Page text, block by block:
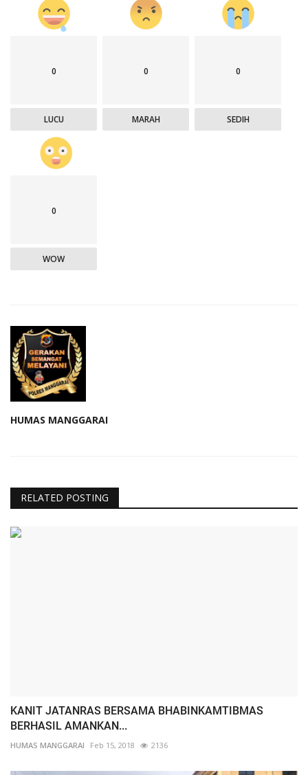
0
LUCU
0
MARAH
0
SEDIH
0
WOW
HUMAS MANGGARAI
RELATED POSTING
KANIT JATANRAS BERSAMA BHABINKAMTIBMAS
BERHASIL AMANKAN...
HUMAS MANGGARAI Feb 15, 2018 2136